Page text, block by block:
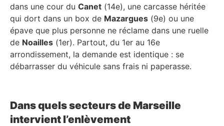
dans une cour du Canet (14e), une carcasse héritée
qui dort dans un box de Mazargues (9e) ou une
épave que plus personne ne réclame dans une ruelle
de Noailles (1er). Partout, du 1er au 16e
arrondissement, la demande est identique : se
débarrasser du véhicule sans frais ni paperasse.
Dans quels secteurs de Marseille
intervient l’enlèvement